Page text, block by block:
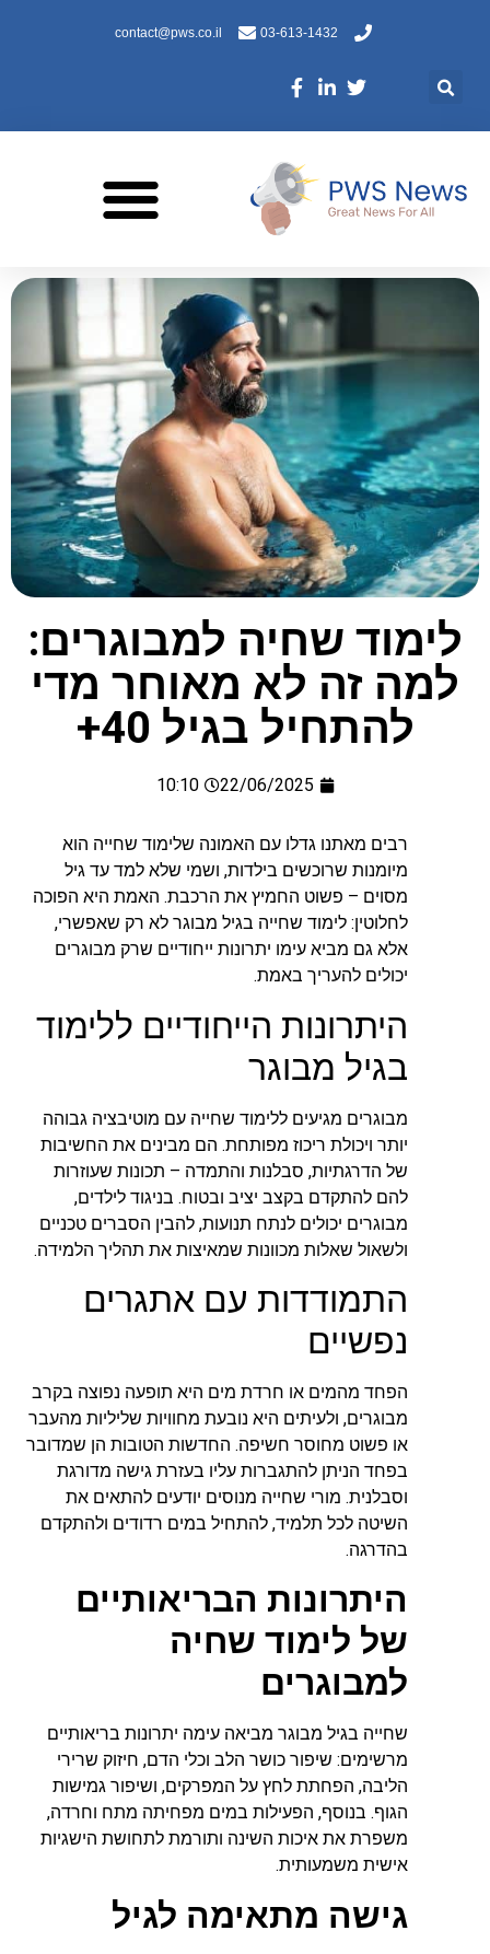
03-613-1432
contact@pws.co.il
לימוד שחיה למבוגרים:
למה זה לא מאוחר מדי
להתחיל בגיל 40+
22/06/2025
10:10
רבים מאתנו גדלו עם האמונה שלימוד שחייה הוא
מיומנות שרוכשים בילדות, ושמי שלא למד עד גיל
מסוים – פשוט החמיץ את הרכבת. האמת היא הפוכה
לחלוטין: לימוד שחייה בגיל מבוגר לא רק שאפשרי,
אלא גם מביא עימו יתרונות ייחודיים שרק מבוגרים
יכולים להעריך באמת.
היתרונות הייחודיים ללימוד
בגיל מבוגר
מבוגרים מגיעים ללימוד שחייה עם מוטיבציה גבוהה
יותר ויכולת ריכוז מפותחת. הם מבינים את החשיבות
של הדרגתיות, סבלנות והתמדה – תכונות שעוזרות
להם להתקדם בקצב יציב ובטוח. בניגוד לילדים,
מבוגרים יכולים לנתח תנועות, להבין הסברים טכניים
ולשאול שאלות מכוונות שמאיצות את תהליך הלמידה.
התמודדות עם אתגרים
נפשיים
הפחד מהמים או חרדת מים היא תופעה נפוצה בקרב
מבוגרים, ולעיתים היא נובעת מחוויות שליליות מהעבר
או פשוט מחוסר חשיפה. החדשות הטובות הן שמדובר
בפחד הניתן להתגברות עליו בעזרת גישה מדורגת
וסבלנית. מורי שחייה מנוסים יודעים להתאים את
השיטה לכל תלמיד, להתחיל במים רדודים ולהתקדם
בהדרגה.
היתרונות הבריאותיים
של לימוד שחיה
למבוגרים
שחייה בגיל מבוגר מביאה עימה יתרונות בריאותיים
מרשימים: שיפור כושר הלב וכלי הדם, חיזוק שרירי
הליבה, הפחתת לחץ על המפרקים, ושיפור גמישות
הגוף. בנוסף, הפעילות במים מפחיתה מתח וחרדה,
משפרת את איכות השינה ותורמת לתחושת הישגיות
אישית משמעותית.
גישה מתאימה לגיל